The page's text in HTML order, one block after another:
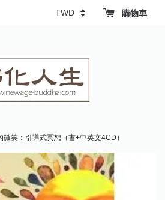
購物車
微笑：引導式冥想（書+中英文4CD）